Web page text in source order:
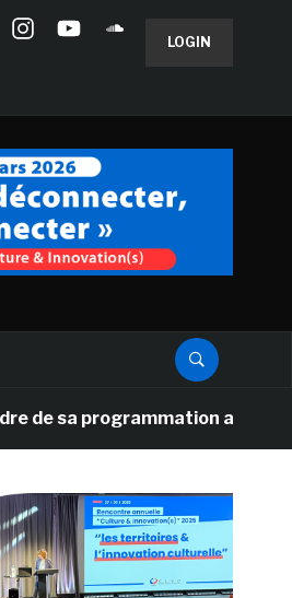
LOGIN
sa programmation américaine,